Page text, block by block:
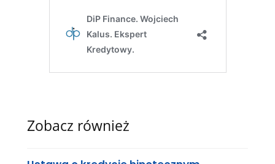
Zobacz również